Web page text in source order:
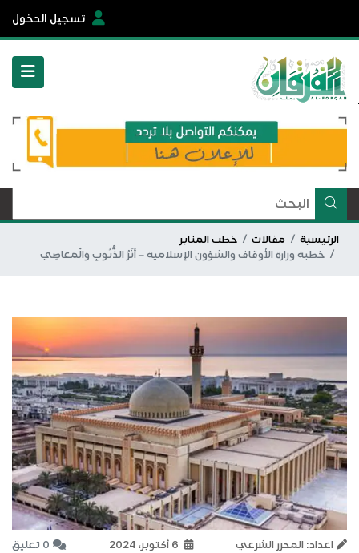
تسجيل الدخول
الرئيسية مقالات
خطب المنابر
خطبة وزارة الأوقاف والشؤون الإسلامية – أَثَرُ الذُّنُوبِ وَالْمَعَاصِي
اعداد: المحرر الشرعي 0 تعليق